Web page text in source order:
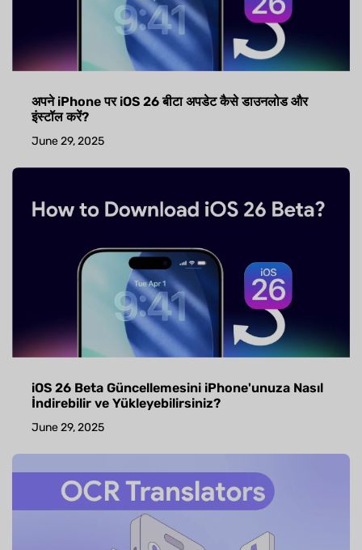
अपने iPhone पर iOS 26 बीटा अपडेट कैसे डाउनलोड और
इंस्टॉल करें?
June 29, 2025
iOS 26 Beta Güncellemesini iPhone'unuza Nasıl
İndirebilir ve Yükleyebilirsiniz?
June 29, 2025